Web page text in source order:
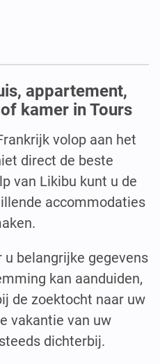
appartement,
kamer in Tours
volop aan het
direct de beste
van Likibu kunt u de
accommodaties
belangrijke gegevens
kan aanduiden,
de zoektocht naar uw
vakantie van uw
dichterbij.